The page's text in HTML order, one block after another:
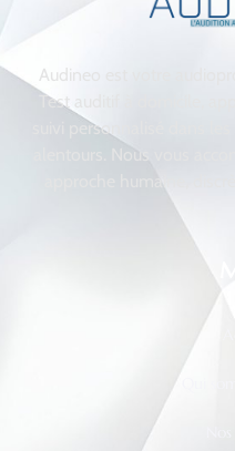
Audineo est votre
Test auditif à domicile,
suivi personnalisé dans
alentours. Nous vous
approche humaine,
Qui